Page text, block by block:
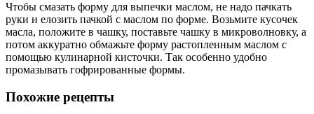
Чтобы смазать форму для выпечки маслом, не надо пачкать
руки и елозить пачкой с маслом по форме. Возьмите кусочек
масла, положите в чашку, поставьте чашку в микроволновку, а
потом аккуратно обмажьте форму растопленным маслом с
помощью кулинарной кисточки. Так особенно удобно
промазывать гофрированные формы.
Похожие рецепты